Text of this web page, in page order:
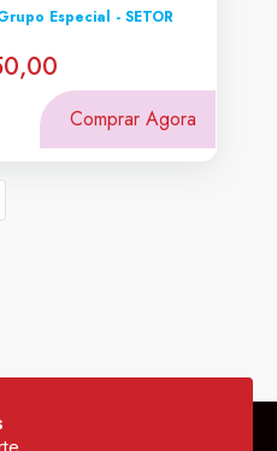
Especial - SETOR
Comprar Agora